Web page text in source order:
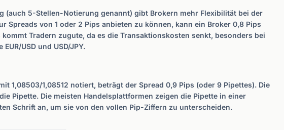
(auch 5-Stellen-Notierung genannt) gibt Brokern mehr Flexibilität bei der
Spreads von 1 oder 2 Pips anbieten zu können, kann ein Broker 0,8 Pips
kommt Tradern zugute, da es die Transaktionskosten senkt, besonders bei
USD und USD/JPY.
1,08503/1,08512 notiert, beträgt der Spread 0,9 Pips (oder 9 Pipettes). Die
Pipette. Die meisten Handelsplattformen zeigen die Pipette in einer
Schrift an, um sie von den vollen Pip-Ziffern zu unterscheiden.